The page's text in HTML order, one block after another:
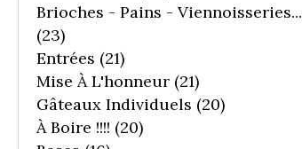
Brioches - Pains - Viennoisseries...
(23)
Entrées (21)
Mise À L'honneur (21)
Gâteaux Individuels (20)
À Boire !!!! (20)